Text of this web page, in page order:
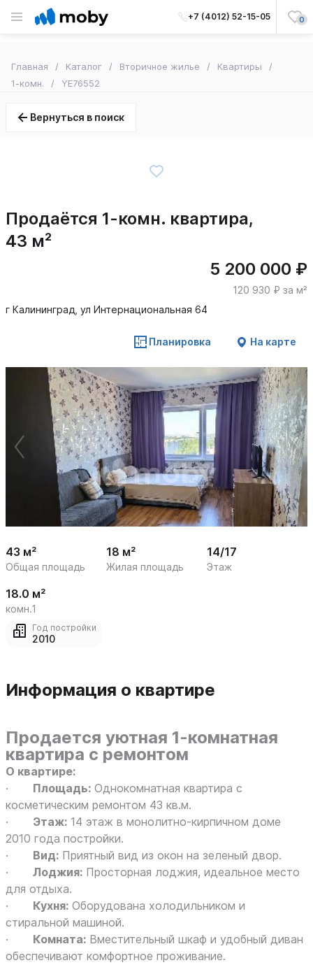
+7 (4012) 52-15-05 0
Главная Каталог Вторичное жилье
Квартиры
1-комн.
YE76552
Вернуться в поиск
Продаётся 1-комн. квартира,
43 м²
5 200 000 ₽
120 930 ₽ за м²
г Калининград, ул Интернациональная 64
Планировка На карте
1
/
28
43 м²
Общая площадь
18 м²
Жилая площадь
14/17
Этаж
18.0 м²
комн.1
Год постройки
2010
Информация о квартире
Продается уютная 1-комнатная
квартира с ремонтом
О квартире:
· Площадь: Однокомнатная квартира с
косметическим ремонтом 43 кв.м.
· Этаж: 14 этаж в монолитно-кирпичном доме
2010 года постройки.
· Вид: Приятный вид из окон на зеленый двор.
· Лоджия: Просторная лоджия, идеальное место
для отдыха.
· Кухня: Оборудована холодильником и
стиральной машиной.
· Комната: Вместительный шкаф и удобный диван
обеспечивают комфортное проживание.